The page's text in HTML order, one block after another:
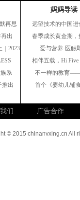
再思
出
2023
系
推出
妈妈导读
远望技术的中国进
春季成长黄金期，
爱与营养·医触
相伴五载，Hi Five
不一样的教育
首个《婴幼儿辅
们 广告合作
© 2015 chinanvxing.cn All